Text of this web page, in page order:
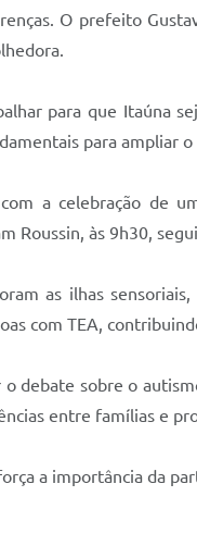
O prefeito
para que Itaúna
para ampliar
a celebração de
Roussin, às 9h30,
as ilhas
com TEA,
debate sobre o
entre famílias e
a importância da